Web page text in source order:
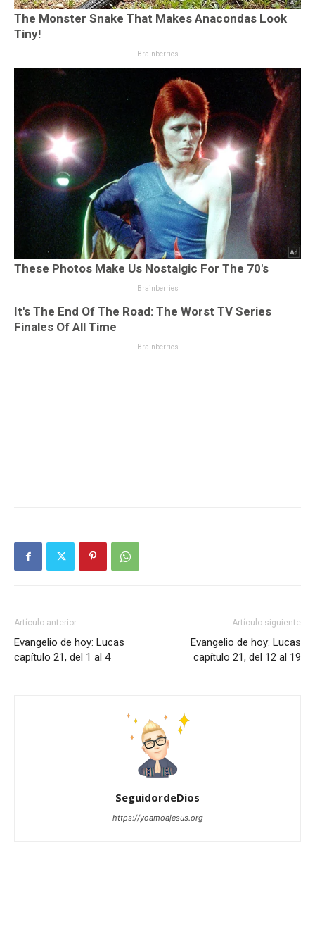
Artículo anterior
Evangelio de hoy: Lucas
capítulo 21, del 1 al 4
Artículo siguiente
Evangelio de hoy: Lucas
capítulo 21, del 12 al 19
SeguidordeDios
https://yoamoajesus.org